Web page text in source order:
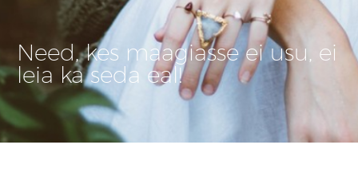
Need, kes maagiasse ei usu, ei
leia ka seda eal!